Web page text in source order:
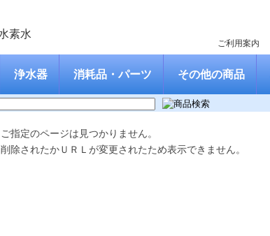
ご利用案内
浄水器 消耗品・パーツ その他の商品
ご指定のページは見つかりません。
削除されたかＵＲＬが変更されたため表示できません。